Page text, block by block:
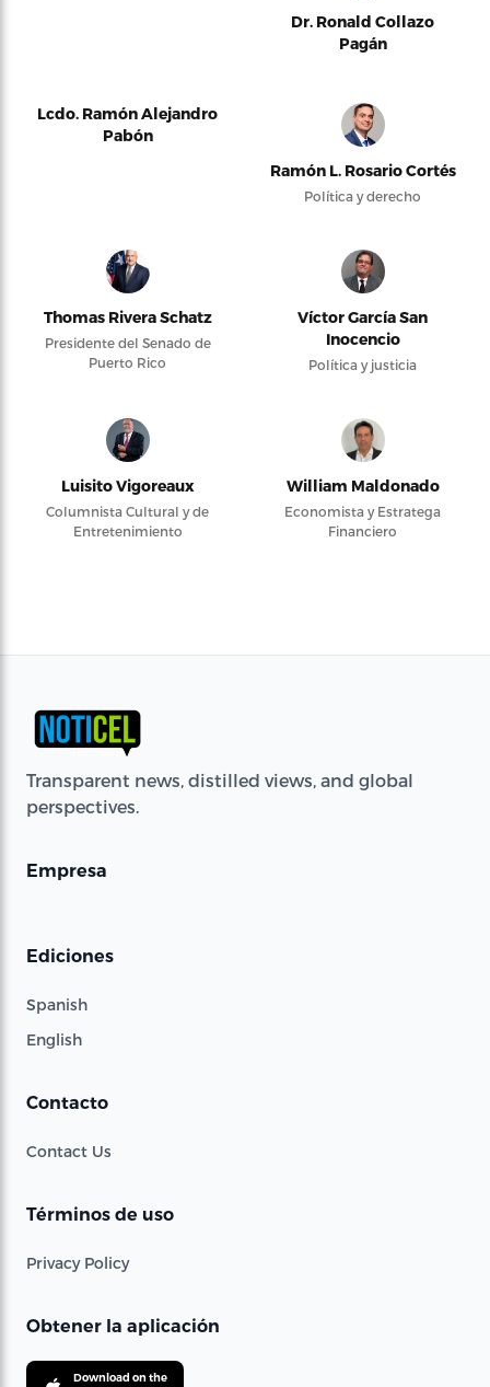
Dr. Ronald Collazo
Pagán
Lcdo. Ramón Alejandro
Pabón
Ramón L. Rosario Cortés
Política y derecho
Thomas Rivera Schatz
Presidente del Senado de
Puerto Rico
Víctor García San
Inocencio
Política y justicia
Luisito Vigoreaux
Columnista Cultural y de
Entretenimiento
William Maldonado
Economista y Estratega
Financiero
Transparent news, distilled views, and global
perspectives.
Empresa
Ediciones
Spanish
English
Contacto
Contact Us
Términos de uso
Privacy Policy
Obtener la aplicación
Download on the